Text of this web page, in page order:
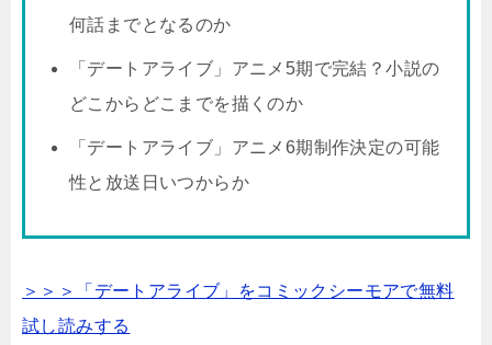
何話までとなるのか
「デートアライブ」アニメ5期で完結？小説の
どこからどこまでを描くのか
「デートアライブ」アニメ6期制作決定の可能
性と放送日いつからか
＞＞＞「デートアライブ」をコミックシーモアで無料
試し読みする